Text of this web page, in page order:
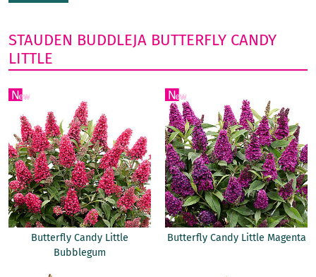
STAUDEN BUDDLEJA BUTTERFLY CANDY
LITTLE
Butterfly Candy Little
Bubblegum
Butterfly Candy Little Magenta